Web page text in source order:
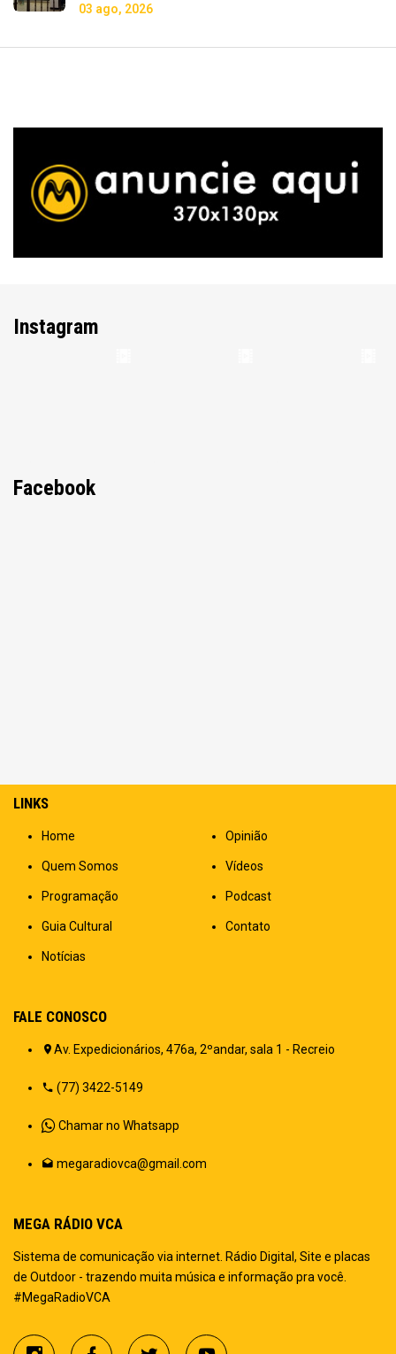
03 ago, 2026
Instagram
Facebook
LINKS
Home
Quem Somos
Programação
Guia Cultural
Notícias
Opinião
Vídeos
Podcast
Contato
FALE CONOSCO
Av. Expedicionários, 476a, 2ºandar, sala 1 - Recreio
(77) 3422-5149
Chamar no Whatsapp
megaradiovca@gmail.com
MEGA RÁDIO VCA
Sistema de comunicação via internet. Rádio Digital, Site e placas
de Outdoor - trazendo muita música e informação pra você.
#MegaRadioVCA